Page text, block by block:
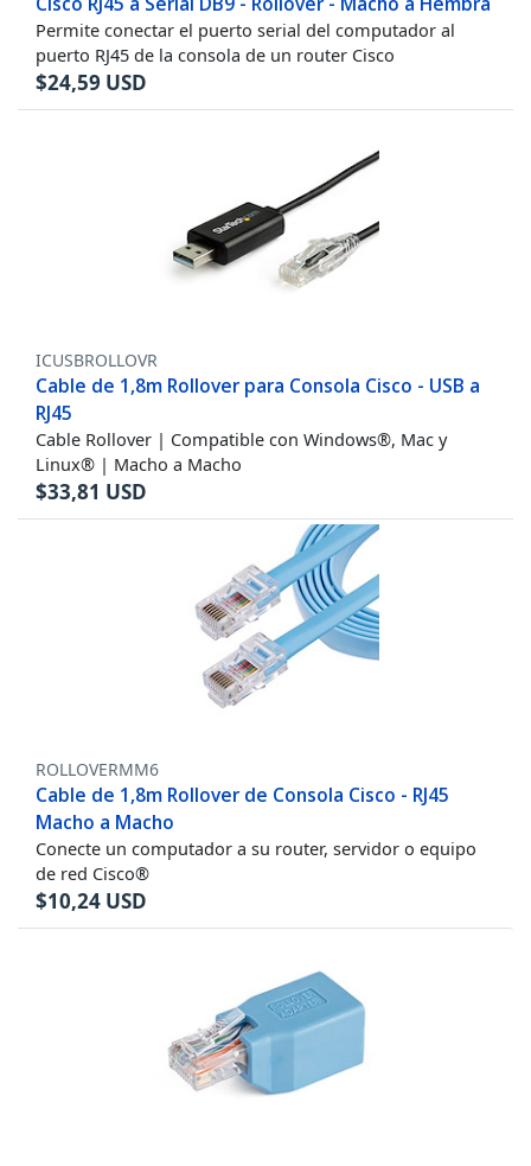
Permite conectar el puerto serial del computador al
puerto RJ45 de la consola de un router Cisco
$24,59 USD
ICUSBROLLOVR
Cable de 1,8m Rollover para Consola Cisco - USB a
RJ45
Cable Rollover | Compatible con Windows®, Mac y
Linux® | Macho a Macho
$33,81 USD
ROLLOVERMM6
Cable de 1,8m Rollover de Consola Cisco - RJ45
Macho a Macho
Conecte un computador a su router, servidor o equipo
de red Cisco®
$10,24 USD